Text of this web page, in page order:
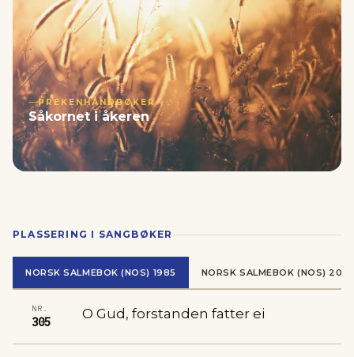
PREKENHÅNDBØKER
Såkornet i åkeren
PLASSERING I SANGBØKER
NORSK SALMEBOK (NOS) 1985 NORSK SALMEBOK (NOS) 2013
NR.
305
O Gud, forstanden fatter ei